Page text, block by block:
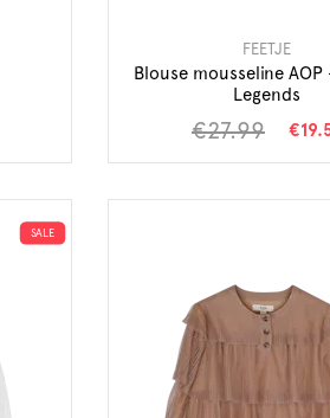
FEETJE
Blouse mousseline
Legends
€27.99
SALE